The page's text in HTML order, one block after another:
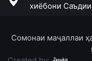
хиёбони
Сомонаи маҷаллаи